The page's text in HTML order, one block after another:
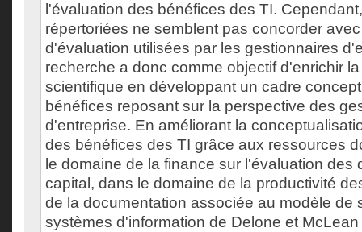
l'évaluation des bénéfices des TI.
répertoriées ne semblent pas concorder
d'évaluation utilisées par les gestionnaires
recherche a donc comme objectif d'enrichir
scientifique en développant un cadre
bénéfices reposant sur la perspective des
d'entreprise. En améliorant la
des bénéfices des TI grâce aux ressources
le domaine de la finance sur l'évaluation des
capital, dans le domaine de la productivité
de la documentation associée au modèle de
systèmes d'information de Delone et